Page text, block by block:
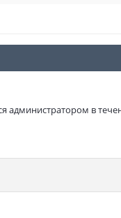
администратором в